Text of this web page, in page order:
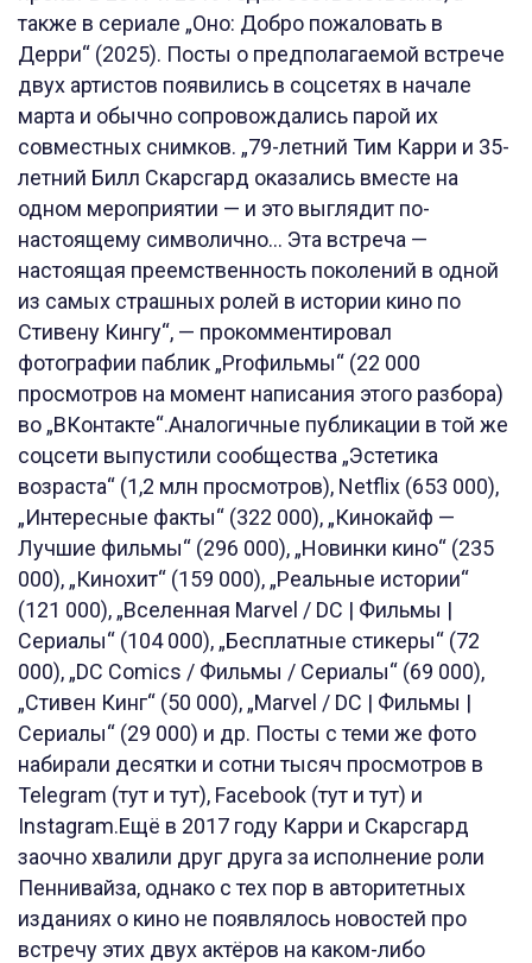
также в сериале „Оно: Добро пожаловать в
Дерри“ (2025). Посты о предполагаемой встрече
двух артистов появились в соцсетях в начале
марта и обычно сопровождались парой их
совместных снимков. „79-летний Тим Карри и 35-
летний Билл Скарсгард оказались вместе на
одном мероприятии — и это выглядит по-
настоящему символично… Эта встреча —
настоящая преемственность поколений в одной
из самых страшных ролей в истории кино по
Стивену Кингу“, — прокомментировал
фотографии паблик „Proфильмы“ (22 000
просмотров на момент написания этого разбора)
во „ВКонтакте“.Аналогичные публикации в той же
соцсети выпустили сообщества „Эстетика
возраста“ (1,2 млн просмотров), Netflix (653 000),
„Интересные факты“ (322 000), „Кинокайф —
Лучшие фильмы“ (296 000), „Новинки кино“ (235
000), „Кинохит“ (159 000), „Реальные истории“
(121 000), „Вселенная Marvel / DC | Фильмы |
Сериалы“ (104 000), „Бесплатные стикеры“ (72
000), „DC Comics / Фильмы / Сериалы“ (69 000),
„Стивен Кинг“ (50 000), „Marvel / DC | Фильмы |
Сериалы“ (29 000) и др. Посты с теми же фото
набирали десятки и сотни тысяч просмотров в
Telegram (тут и тут), Facebook (тут и тут) и
Instagram.Ещё в 2017 году Карри и Скарсгард
заочно хвалили друг друга за исполнение роли
Пеннивайза, однако с тех пор в авторитетных
изданиях о кино не появлялось новостей про
встречу этих двух актёров на каком-либо